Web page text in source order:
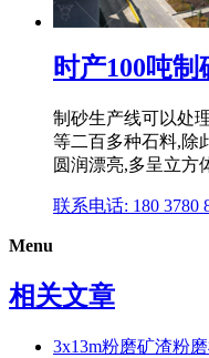
时产100吨
制砂生产线可以处
等二百多种石料,除
圆润漂亮,多呈立方
联系电话: 180 3780
Menu
相关文章
3x13m粉磨矿渣粉